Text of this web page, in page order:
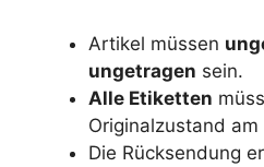
Artikel müssen
ungetragen sein.
Alle Etiketten
Originalzustand
Die Rücksendung